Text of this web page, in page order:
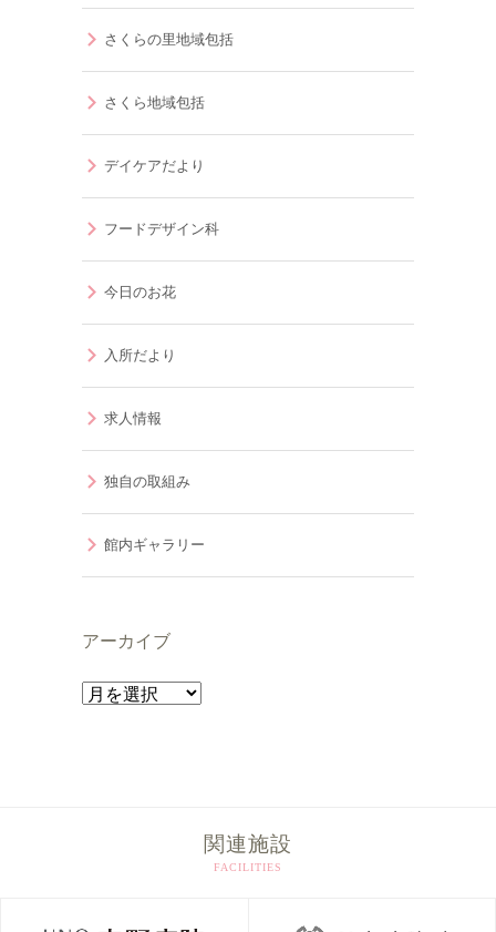
さくらの里地域包括
さくら地域包括
デイケアだより
フードデザイン科
今日のお花
入所だより
求人情報
独自の取組み
館内ギャラリー
アーカイブ
ア
関連施設
FACILITIES